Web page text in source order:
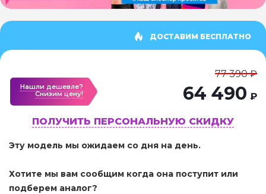
ДОСТАВИМ БЕСПЛАТНО
Нашли дешевле?
Cнизим цену!
77 390 ₽
64 490 ₽
ПОЛУЧИТЬ ПЕРСОНАЛЬНУЮ СКИДКУ
Эту модель мы ожидаем со дня на день.
Хотите мы вам сообщим когда она поступит или
подберем аналог?